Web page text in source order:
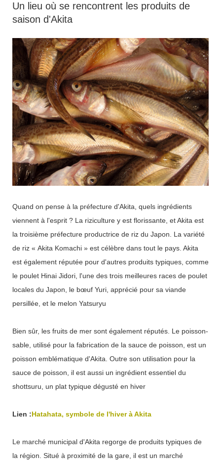
Un lieu où se rencontrent les produits de
saison d'Akita
Quand on pense à la préfecture d'Akita, quels ingrédients
viennent à l'esprit ? La riziculture y est florissante, et Akita est
la troisième préfecture productrice de riz du Japon. La variété
de riz « Akita Komachi » est célèbre dans tout le pays. Akita
est également réputée pour d'autres produits typiques, comme
le poulet Hinai Jidori, l'une des trois meilleures races de poulet
locales du Japon, le bœuf Yuri, apprécié pour sa viande
persillée, et le melon Yatsuryu
Bien sûr, les fruits de mer sont également réputés. Le poisson-
sable, utilisé pour la fabrication de la sauce de poisson, est un
poisson emblématique d'Akita. Outre son utilisation pour la
sauce de poisson, il est aussi un ingrédient essentiel du
shottsuru, un plat typique dégusté en hiver
Lien :Hatahata, symbole de l'hiver à Akita
Le marché municipal d'Akita regorge de produits typiques de
la région. Situé à proximité de la gare, il est un marché